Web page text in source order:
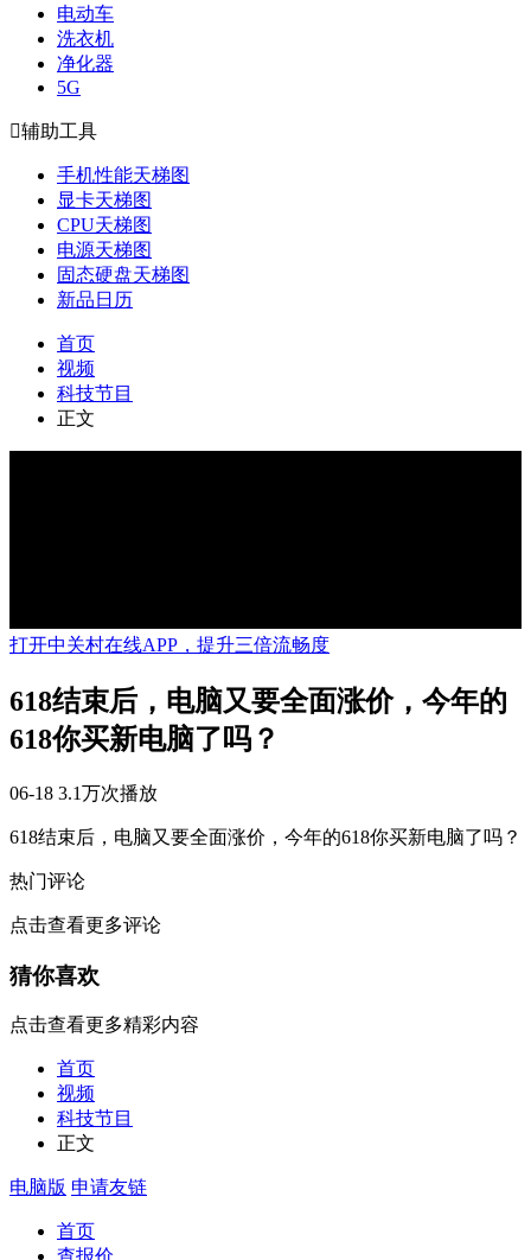
电动车
洗衣机
净化器
5G
辅助工具
手机性能天梯图
显卡天梯图
CPU天梯图
电源天梯图
固态硬盘天梯图
新品日历
首页
视频
科技节目
正文
打开中关村在线APP，提升三倍流畅度
618结束后，电脑又要全面涨价，今年的
618你买新电脑了吗？
06-18 3.1万次播放
618结束后，电脑又要全面涨价，今年的618你买新电脑了吗？
热门评论
点击查看更多评论
猜你喜欢
点击查看更多精彩内容
首页
视频
科技节目
正文
电脑版 申请友链
首页